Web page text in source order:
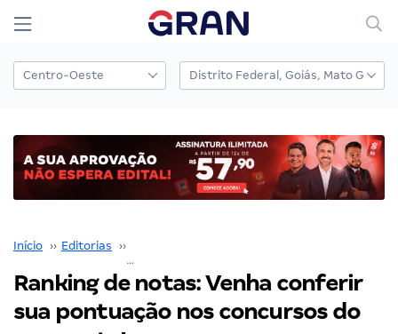
Início ›› Editorias ››
Ranking de notas: Venha conferir
sua pontuação nos concursos do